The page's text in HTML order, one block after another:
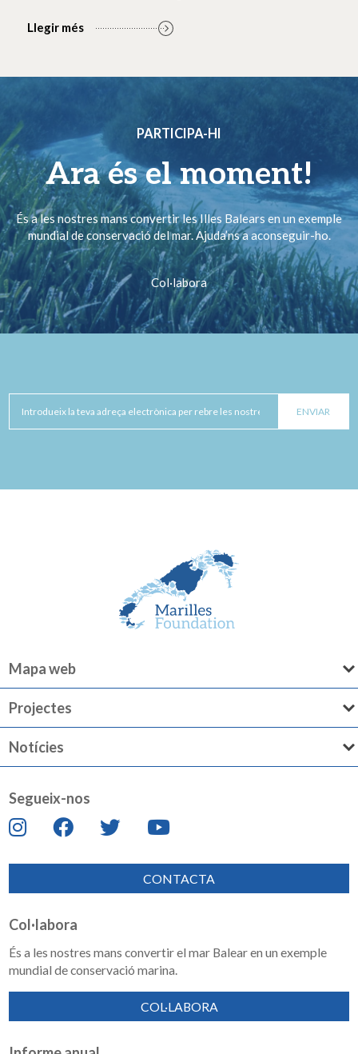
Llegir més
PARTICIPA-HI
Ara és el moment!
És a les nostres mans convertir les Illes Balears en un exemple
mundial de conservació del mar. Ajuda’ns a aconseguir-ho.
Col·labora
Mapa web
Projectes
Notícies
Segueix-nos
CONTACTA
Col·labora
És a les nostres mans convertir el mar Balear en un exemple
mundial de conservació marina.
COL·LABORA